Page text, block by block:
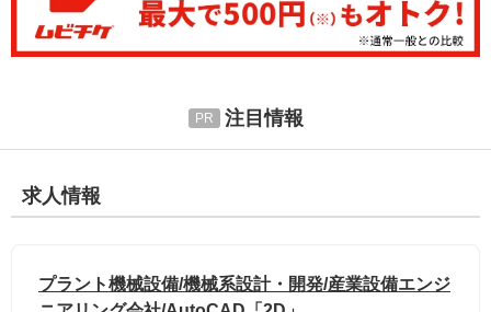
注目情報
求人情報
プラント機械設備/機械系設計・開発/産業設備エンジ